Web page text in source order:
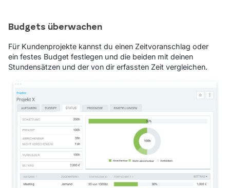
Budgets überwachen
Für Kundenprojekte kannst du einen Zeitvoranschlag oder
ein festes Budget festlegen und die beiden mit deinen
Stundensätzen und der von dir erfassten Zeit vergleichen.